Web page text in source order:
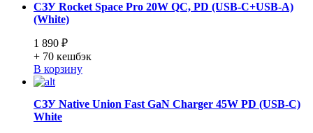
СЗУ Rocket Space Pro 20W QC, PD (USB-C+USB-A)
(White)
1 890 ₽
+ 70 кешбэк
В корзину
СЗУ Native Union Fast GaN Charger 45W PD (USB-C)
White